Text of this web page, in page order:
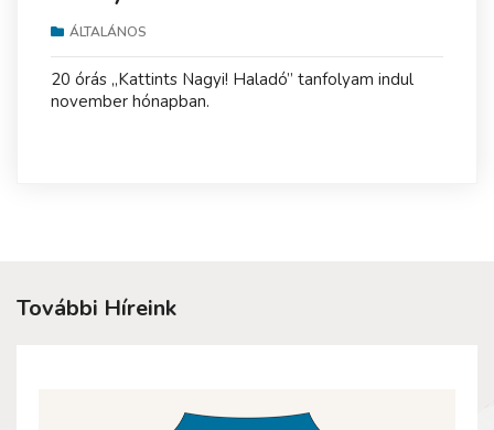
ÁLTALÁNOS
20 órás „Kattints Nagyi! Haladó” tanfolyam indul
november hónapban.
További Híreink